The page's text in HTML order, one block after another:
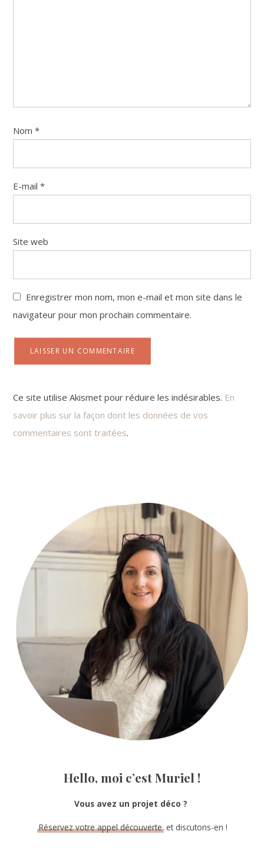
Nom*
E-mail*
Site web
Enregistrer mon nom, mon e-mail et mon site dans le
navigateur pour mon prochain commentaire.
Ce site utilise Akismet pour réduire les indésirables. En
savoir plus sur la façon dont les données de vos
commentaires sont traitées.
Sidebar
Hello, moi c’est Muriel !
Vous avez un projet déco ?
Réservez votre appel découverteet discutons-en !